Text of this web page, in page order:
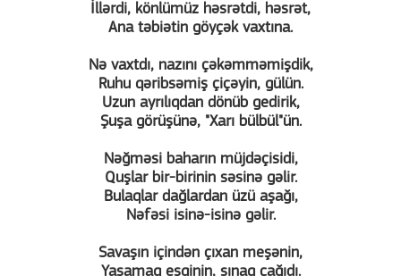
İllərdi, könlümüz həsrətdi, həsrət,
Ana təbiətin göyçək vaxtına.
Nə vaxtdı, nazını çəkəmməmişdik,
Ruhu qəribsəmiş çiçəyin, gülün.
Uzun ayrılıqdan dönüb gedirik,
Şuşa görüşünə, "Xarı bülbül"ün.
Nəğməsi baharın müjdəçisidi,
Quşlar bir-birinin səsinə gəlir.
Bulaqlar dağlardan üzü aşağı,
Nəfəsi isinə-isinə gəlir.
Savaşın içindən çıxan meşənin,
Yaşamaq eşqinin, sınaq çağıdı.